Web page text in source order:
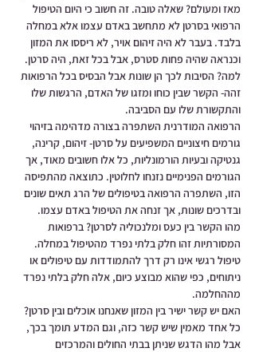
מאז ומעולם? שאלה טובה. זה חשוב כי היום הטיפול
הרפואי בסרטן לא מתחשב באדם עצמו אלא במחלה
בלבד. בעבר לא היה זיהום אויר, לא ריססו את המזון
וכנראה שהיה פחות סטרס, אבל בכל זאת, היה סרטן.
למה? הסיבות לכך הן שונות אבל הבסיס בכל הרפואות
זהה- הקשר שבין כוחו ומזגו של האדם, הרגשות שלו
והתקשורת שלו עם הסביבה.
הרפואה המודרנית השתפרה בצורה מדהימה בזיהוי
גורמים חיצוניים המשפיעים על סרטן- זיהום, קרינה,
גנטיקה ובעיות הורמונליות, כל אלו חשובים מאוד, אך
הגורמים הפנימיים נזנחו לחלוטין. כתוצאה מהתפיסה
הזו, השתפרה הרפואה בטיפולים של הרג תאים שונים
ובדרכים שונות, אך זנחה את הטיפול באדם עצמו.
מהו הקשר בין כעס ומלנכוליה לסרטן? ברפואות
המסורתיות זהו חלק בלתי נפרד מהטיפול במחלה.
טיפול רגשי אינו רק דרך להתמודדות עם טיפולים או
ניתוחים, כפי שהוא מבוצע כיום, אלה חלק בלתי נפרד
מההחלמה.
האם יש קשר ישיר בין המזון שאנחנו אוכלים ובין סרטן?
כל אחד מאמין שיש קשר כזה, וגם המדע תומך בכך,
אבל מהו הדגש שניתן בבתי החולים והמרכזים